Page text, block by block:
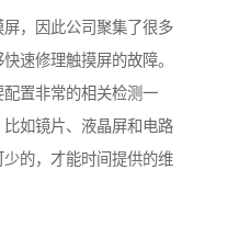
屏，因此公司聚集了很多
速修理触摸屏的故障。
配置非常的相关检测一
如镜片、液晶屏和电路
的，才能时间提供的维